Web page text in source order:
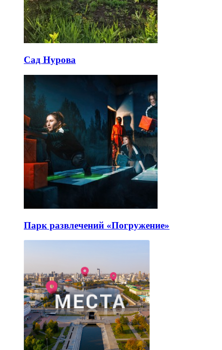
Сад Нурова
Парк развлечений «Погружение»